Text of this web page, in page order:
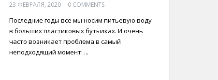
23 ФЕВРАЛЯ, 2020 0 COMMENTS
Последние годы все мы носим питьевую воду
в больших пластиковых бутылках. И очень
часто возникает проблема в самый
неподходящий момент: ...